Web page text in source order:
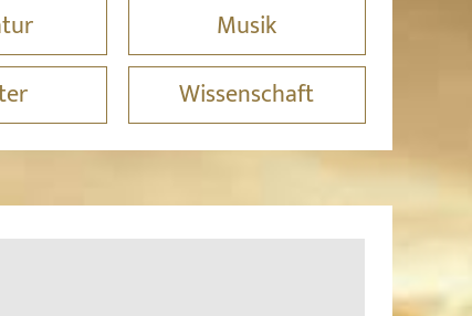
Musik
Wissenschaft